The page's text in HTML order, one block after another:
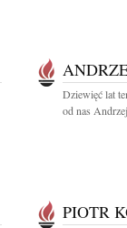
Dziewięć lat
od nas
PIOTR